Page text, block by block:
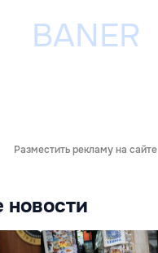
Разместить рекламу на сайте